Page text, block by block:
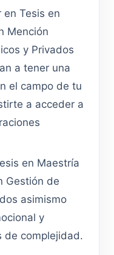
en Tesis en
Mención
y Privados
a tener una
el campo de tu
a acceder a
en Maestría
Gestión de
asimismo
y
de complejidad.